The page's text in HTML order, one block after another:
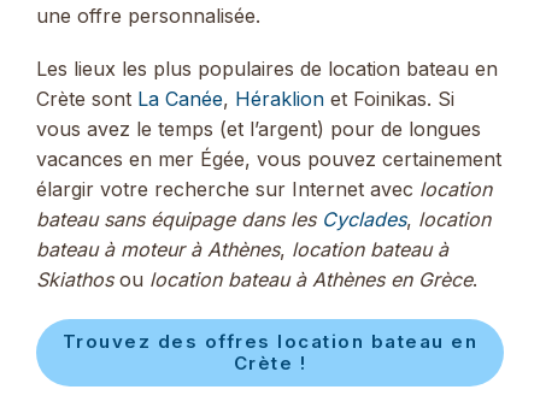
une offre personnalisée.
Les lieux les plus populaires de location bateau en
Crète sont La Canée, Héraklion et Foinikas. Si
vous avez le temps (et l’argent) pour de longues
vacances en mer Égée, vous pouvez certainement
élargir votre recherche sur Internet avec location
bateau sans équipage dans les Cyclades, location
bateau à moteur à Athènes, location bateau à
Skiathosou location bateau à Athènes en Grèce.
Trouvez des offres location bateau en
Crète !